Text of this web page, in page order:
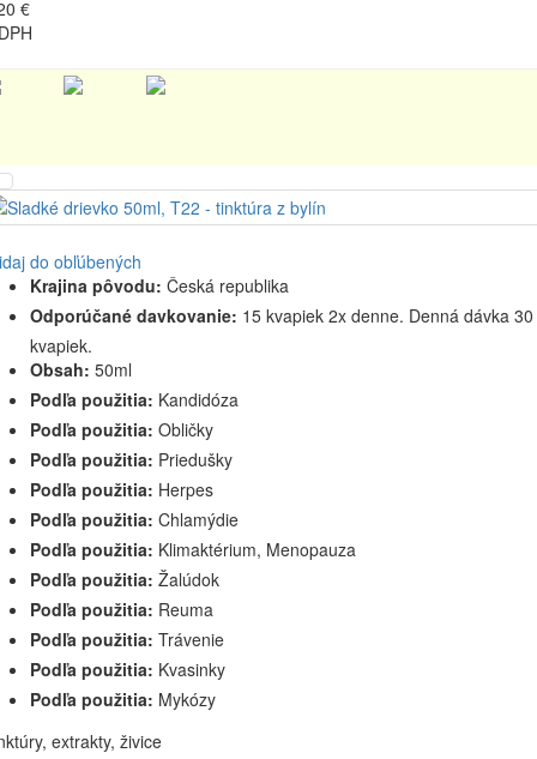
€
do obľúbených
Krajina pôvodu: Česká republika
Odporúčané davkovanie: 15 kvapiek 2x denne. Denná dávka 30
kvapiek.
Obsah: 50ml
Podľa použitia: Kandidóza
Podľa použitia: Obličky
Podľa použitia: Priedušky
Podľa použitia: Herpes
Podľa použitia: Chlamýdie
Podľa použitia: Klimaktérium, Menopauza
Podľa použitia: Žalúdok
Podľa použitia: Reuma
Podľa použitia: Trávenie
Podľa použitia: Kvasinky
Podľa použitia: Mykózy
extrakty, živice